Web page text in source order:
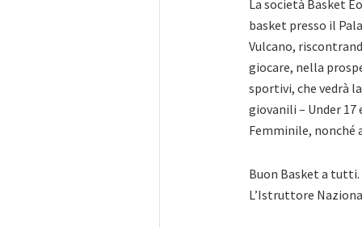
La società Basket
basket presso il
Vulcano,
giocare, nella
sportivi, che vedrà
giovanili – Under 17
Femminile, nonché
Buon Basket a tutti.
L’Istruttore